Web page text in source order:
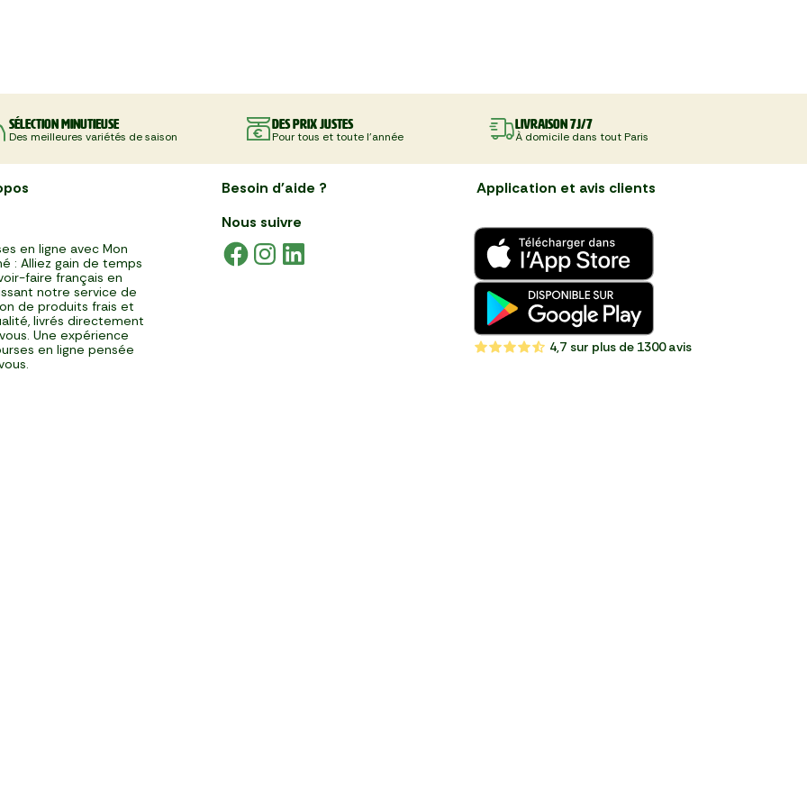
Sélection minutieuse
Des meilleures variétés de saison
Des prix justes
Pour tous et toute l'année
Livraison 7J/7
À domicile dans tout Paris
en ligne avec Mon
: Alliez gain de temps
faire français en
notre service de
de produits frais et
livrés directement
Une expérience
en ligne pensée
Besoin d'aide ?
Nous suivre
Application et avis clients
4,7 sur plus de 1300 avis